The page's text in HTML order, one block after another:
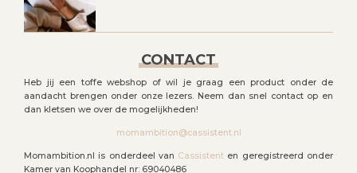
CONTACT
Heb jij een toffe webshop of wil je graag een product onder de
aandacht brengen onder onze lezers. Neem dan snel contact op en
dan kletsen we over de mogelijkheden!
momambition@cassistent.nl
Momambition.nl is onderdeel van Cassistent en geregistreerd onder
Kamer van Koophandel nr: 69040486